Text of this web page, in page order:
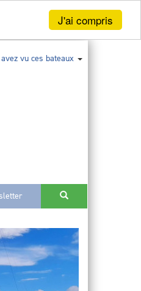
J'ai compris
vu ces bateaux